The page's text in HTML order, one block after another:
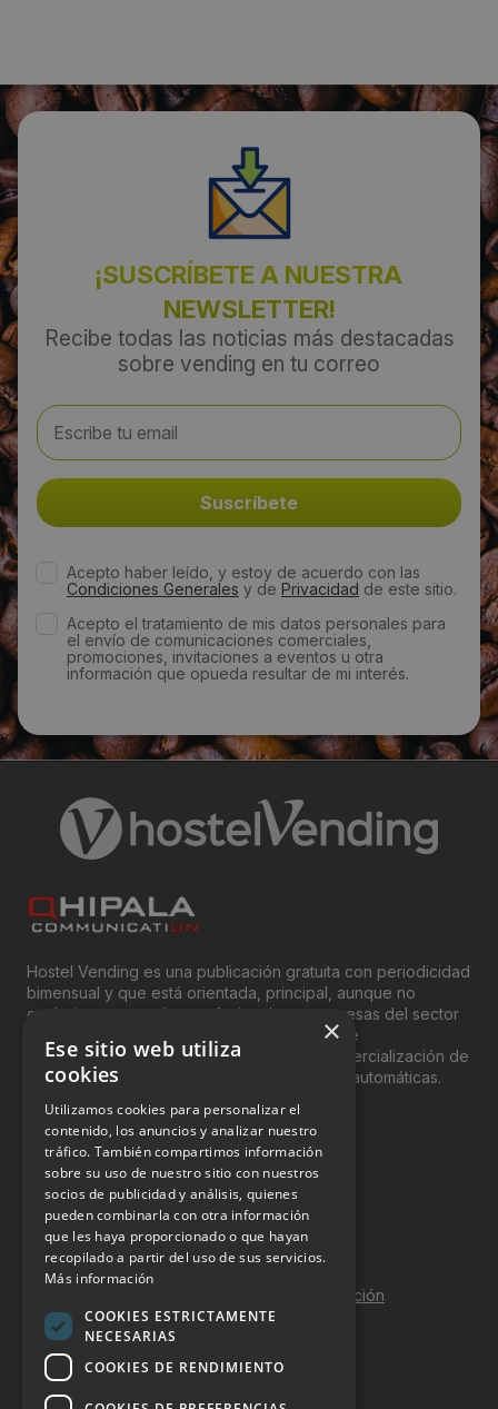
paco17875@hotmail.com
¡SUSCRÍBETE A NUESTRA
NEWSLETTER!
Recibe todas las noticias más destacadas
sobre vending en tu correo
Acepto haber leído, y estoy de acuerdo con las
Condiciones Generales y de Privacidad de este sitio.
Acepto el tratamiento de mis datos personales para
el envío de comunicaciones comerciales,
promociones, invitaciones a eventos u otra
información que opueda resultar de mi interés.
Hostel Vending es una publicación gratuita con periodicidad
bimensual y que está orientada, principal, aunque no
exclusivamente, a los profesionales y empresas del sector
del “Vending”; nombre con el que se conoce
genéricamente entre profesionales a la comercialización de
productos y servicios a través de máquinas automáticas.
INFORMACIÓN LEGAL
Aviso Legal
Política de Privacidad
Política de Cookies
Política de calidad y seguridad de la información
Contacto
×
Ese sitio web utiliza
cookies
Utilizamos cookies para personalizar el
contenido, los anuncios y analizar nuestro
tráfico. También compartimos información
sobre su uso de nuestro sitio con nuestros
socios de publicidad y análisis, quienes
pueden combinarla con otra información
que les haya proporcionado o que hayan
recopilado a partir del uso de sus servicios.
Más información
COOKIES ESTRICTAMENTE
NECESARIAS
COOKIES DE RENDIMIENTO